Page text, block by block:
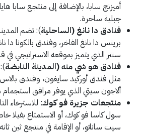
أميزنج سابا، بالإضافة إلى منتجع سابا
جبلية ساحرة.
فنادق دا نانغ (الساحلية): تضم
برينس دا نانغ الفاخر، وفندق بالكونا دا
سنتر الذي يتميز بموقعه الاستراتيجي
فنادق هو شي منه (المدينة النابضة
مثل فندق أوركيد سايغون، وفندق
ألاجون سيتي الذي يوفر مرافق استجمام
منتجعات جزيرة فو كوك: للاسترخاء
سول كاسا فو كوك، أو الاستمتاع
سيت ساناتو، أو الإقامة في منتجع ثين